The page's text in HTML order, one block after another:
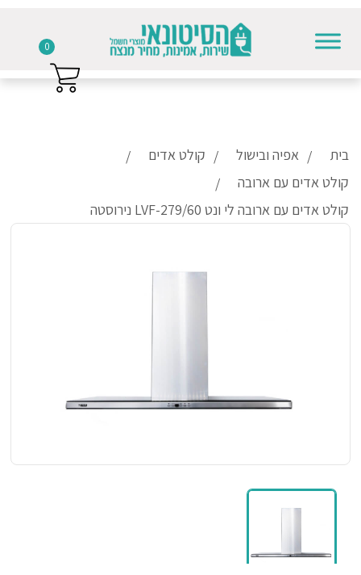
בית אפיה ובישול
קולט אדים
קולט אדים עם ארובה
קולט אדים עם ארובה לי ונט LVF-279/60 נירוסטה
0